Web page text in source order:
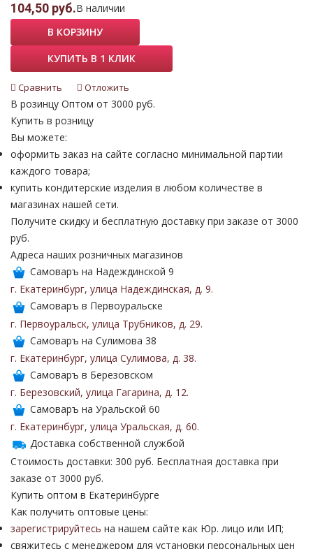
104,50 руб.В наличии
В КОРЗИНУ
КУПИТЬ В 1 КЛИК
Сравнить Отложить
В розинцу Оптом от 3000 руб.
Купить в розницу
Вы можете:
оформить заказ на сайте согласно минимальной партии
каждого товара;
купить кондитерские изделия в любом количестве в
магазинах нашей сети.
Получите скидку и бесплатную доставку при заказе от 3000
руб.
Адреса наших розничных магазинов
Самоваръ на Надеждинской 9
г. Екатеринбург, улица Надеждинская, д. 9.
Самоваръ в Первоуральске
г. Первоуральск, улица Трубников, д. 29.
Самоваръ на Сулимова 38
г. Екатеринбург, улица Сулимова, д. 38.
Самоваръ в Березовском
г. Березовский, улица Гагарина, д. 12.
Самоваръ на Уральской 60
г. Екатеринбург, улица Уральская, д. 60.
Доставка собственной службой
Стоимость доставки: 300 руб. Бесплатная доставка при
заказе от 3000 руб.
Купить оптом в Екатеринбурге
Как получить оптовые цены:
зарегистрируйтесь на нашем сайте как Юр. лицо или ИП;
свяжитесь с менеджером для установки персональных цен